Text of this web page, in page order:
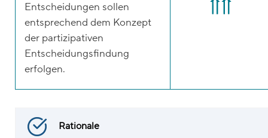
Entscheidungen sollen
entsprechend dem Konzept
der partizipativen
Entscheidungsfindung
erfolgen.
Rationale